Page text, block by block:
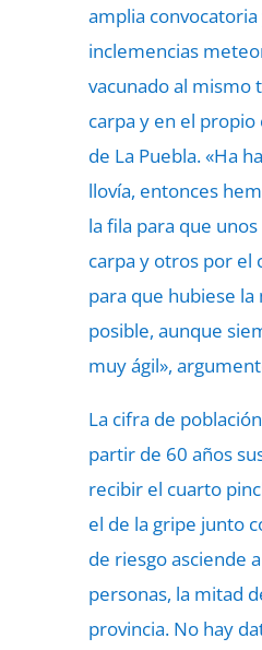
amplia convocatoria
inclemencias
vacunado al mismo
carpa y en el
de La Puebla. «Ha
llovía, entonces
la fila para que
carpa y otros por el
para que hubiese
posible, aunque
muy ágil»,
La cifra de
partir de 60 años
recibir el cuarto
el de la gripe junto
de riesgo asciende
personas, la mitad
provincia. No hay